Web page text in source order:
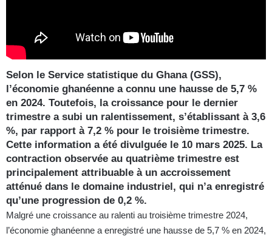
Selon le Service statistique du Ghana (GSS),
l’économie ghanéenne a connu une hausse de 5,7 %
en 2024. Toutefois, la croissance pour le dernier
trimestre a subi un ralentissement, s’établissant à 3,6
%, par rapport à 7,2 % pour le troisième trimestre.
Cette information a été divulguée le 10 mars 2025. La
contraction observée au quatrième trimestre est
principalement attribuable à un accroissement
atténué dans le domaine industriel, qui n’a enregistré
qu’une progression de 0,2 %.
Malgré une croissance au ralenti au troisième trimestre 2024,
l’économie ghanéenne a enregistré une hausse de 5,7 % en 2024,